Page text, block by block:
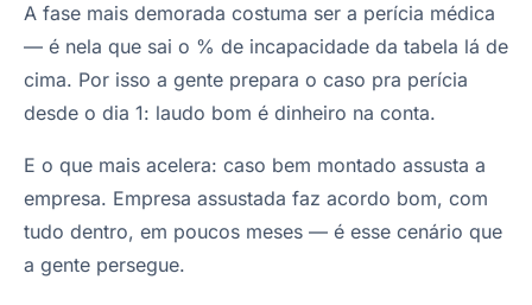
A fase mais demorada costuma ser a perícia médica
— é nela que sai o % de incapacidade da tabela lá de
cima. Por isso a gente prepara o caso pra perícia
desde o dia 1: laudo bom é dinheiro na conta.
E o que mais acelera: caso bem montado assusta a
empresa. Empresa assustada faz acordo bom, com
tudo dentro, em poucos meses — é esse cenário que
a gente persegue.